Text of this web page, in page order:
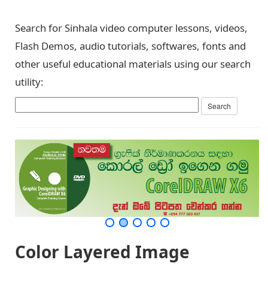
Search for Sinhala video computer lessons, videos,
Flash Demos, audio tutorials, softwares, fonts and
other useful educational materials using our search
utility:
Color Layered Image